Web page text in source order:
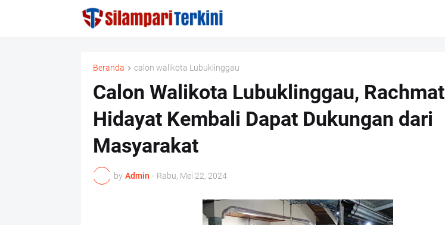
Beranda calon walikota Lubuklinggau
Calon Walikota Lubuklinggau, Rachmat
Hidayat Kembali Dapat Dukungan dari
Masyarakat
by Admin - Rabu, Mei 22, 2024